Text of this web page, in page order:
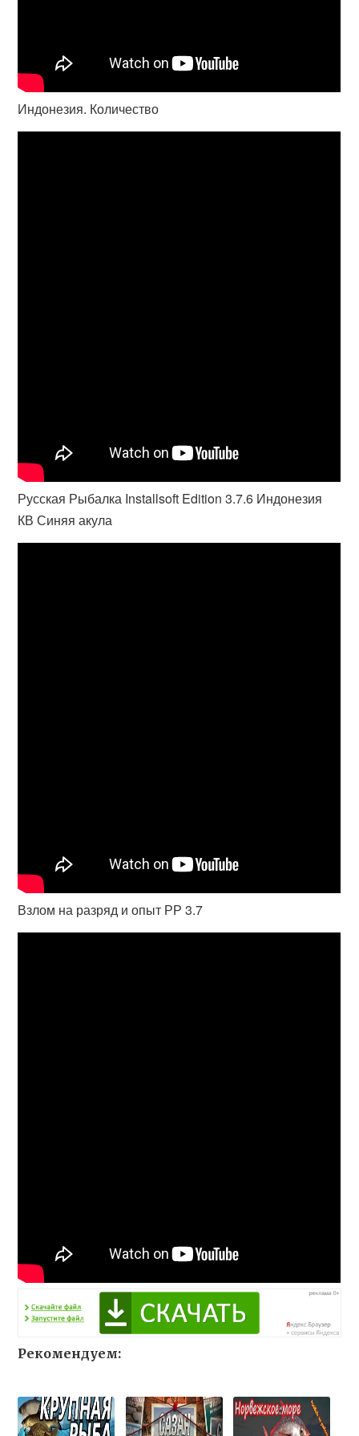
Индонезия. Количество
Русская Рыбалка Installsoft Edition 3.7.6 Индонезия
КВ Синяя акула
Взлом на разряд и опыт РР 3.7
Рекомендуем: